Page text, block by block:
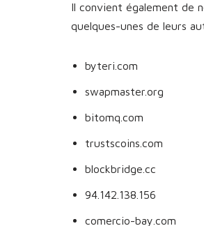
Il convient également de
quelques-unes de leurs
byteri.com
swapmaster.org
bitomq.com
trustscoins.com
blockbridge.cc
94.142.138.156
comercio-bay.com